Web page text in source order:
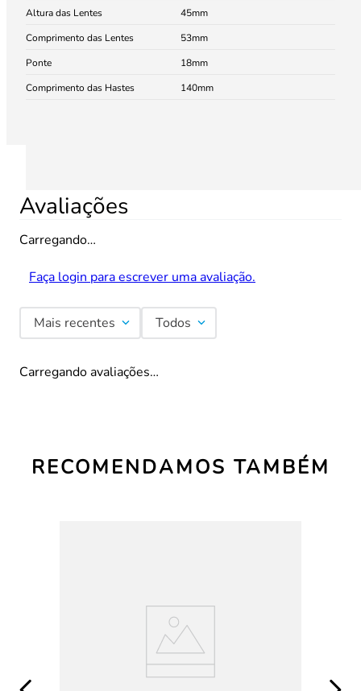
Altura das Lentes
45
Comprimento das Lentes
53
Ponte
18
Comprimento das Hastes
140
Avaliações
Carregando…
Faça login para escrever uma avaliação.
Mais recentes Todos
Carregando avaliações…
RECOMENDAMOS TAMBÉM